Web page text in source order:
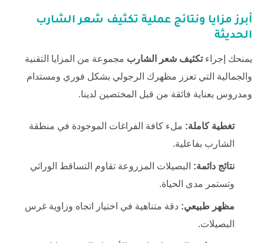
أبرز مزايا ونتائج عملية تكثيف شعر الشارب
الحديثة
يمنحك إجراءتكثيف شعر الشارب مجموعة من المزايا التقنية
والجمالية التي تعزز مظهرك الرجولي بشكل فوري ومستدام
ومدروس بعناية فائقة من قبل المختصين لدينا.
تغطية كاملة: ملء كافة الفراغات الموجودة في منطقة
الشارب بفاعلية.
نتائج دائمة: البصيلات المزروعة تقاوم التساقط الوراثي
وتستمر مدى الحياة.
مظهر طبيعي: دقة متناهية في اختيار اتجاه وزاوية غرس
البصيلات.